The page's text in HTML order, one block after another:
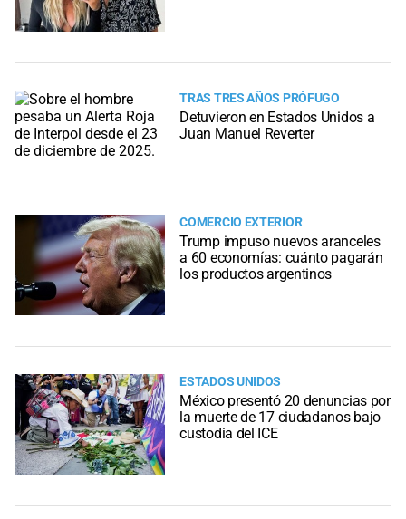
TRAS TRES AÑOS PRÓFUGO
Detuvieron en Estados Unidos a
Juan Manuel Reverter
COMERCIO EXTERIOR
Trump impuso nuevos aranceles
a 60 economías: cuánto pagarán
los productos argentinos
ESTADOS UNIDOS
México presentó 20 denuncias por
la muerte de 17 ciudadanos bajo
custodia del ICE